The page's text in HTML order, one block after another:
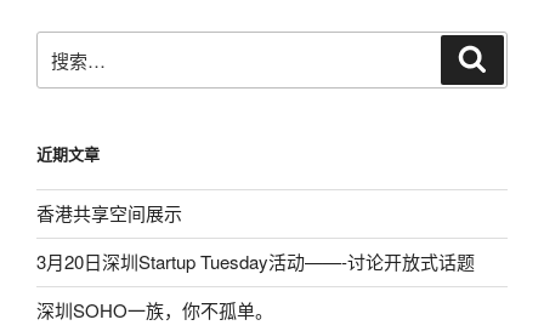
搜
索：
近期文章
香港共享空间展示
3月20日深圳Startup Tuesday活动——-讨论开放式话题
深圳SOHO一族，你不孤单。